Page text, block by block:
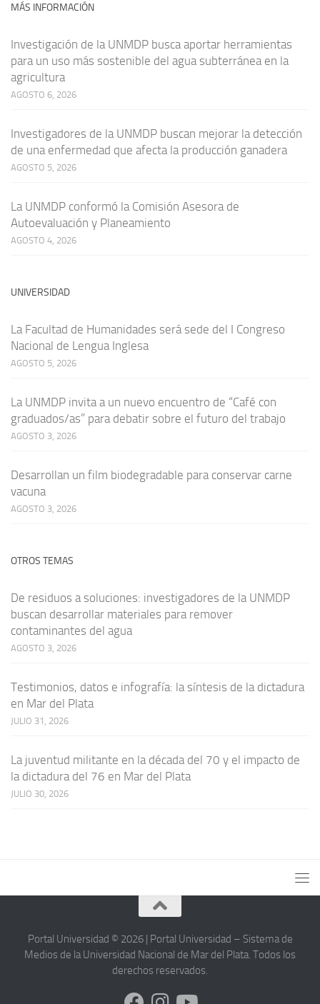
MÁS INFORMACIÓN
Investigación de la UNMDP busca aportar herramientas
para un uso más sostenible del agua subterránea en la
agricultura
AGOSTO 6, 2026
Investigadores de la UNMDP buscan mejorar la detección
de una enfermedad que afecta la producción ganadera
AGOSTO 5, 2026
La UNMDP conformó la Comisión Asesora de
Autoevaluación y Planeamiento
AGOSTO 4, 2026
UNIVERSIDAD
La Facultad de Humanidades será sede del I Congreso
Nacional de Lengua Inglesa
AGOSTO 5, 2026
La UNMDP invita a un nuevo encuentro de “Café con
graduados/as” para debatir sobre el futuro del trabajo
AGOSTO 3, 2026
Desarrollan un film biodegradable para conservar carne
vacuna
AGOSTO 3, 2026
OTROS TEMAS
De residuos a soluciones: investigadores de la UNMDP
buscan desarrollar materiales para remover
contaminantes del agua
AGOSTO 3, 2026
Testimonios, datos e infografía: la síntesis de la dictadura
en Mar del Plata
JULIO 31, 2026
La juventud militante en la década del 70 y el impacto de
la dictadura del 76 en Mar del Plata
JULIO 30, 2026
Portal Universidad © 2026 | Portal Universidad – Sistema de
Medios de la Universidad Nacional de Mar del Plata. Todos los
derechos reservados.